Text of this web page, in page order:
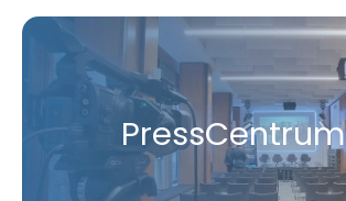
Press​Centrum